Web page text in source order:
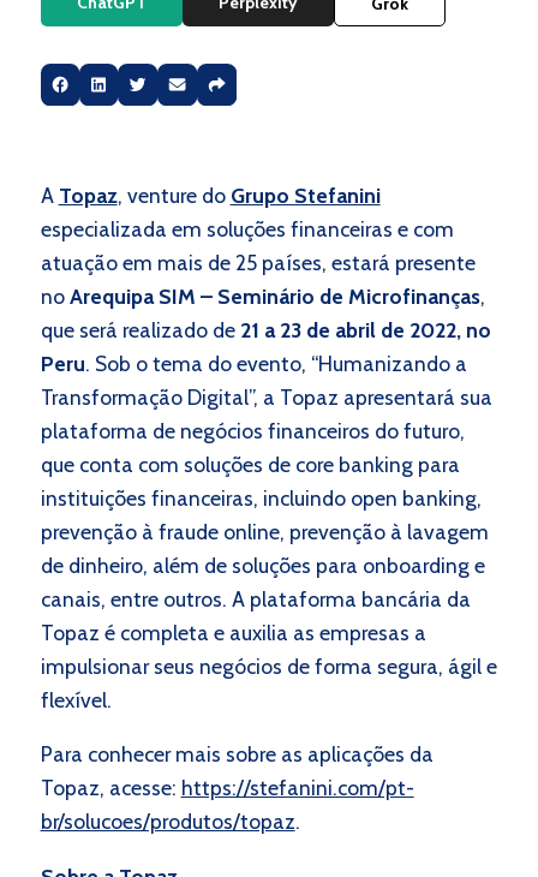
A Topaz, venture do Grupo Stefanini
especializada em soluções financeiras e com
atuação em mais de 25 países, estará presente
noArequipa SIM – Seminário de Microfinanças,
que será realizado de 21 a 23 de abril de 2022, no
Peru. Sob o tema do evento, “Humanizando a
Transformação Digital”, a Topaz apresentará sua
plataforma de negócios financeiros do futuro,
que conta com soluções de core banking para
instituições financeiras, incluindo open banking,
prevenção à fraude online, prevenção à lavagem
de dinheiro, além de soluções para onboarding e
canais, entre outros. A plataforma bancária da
Topaz é completa e auxilia as empresas a
impulsionar seus negócios de forma segura, ágil e
flexível.
Para conhecer mais sobre as aplicações da
Topaz, acesse: https://stefanini.com/pt-
br/solucoes/produtos/topaz.